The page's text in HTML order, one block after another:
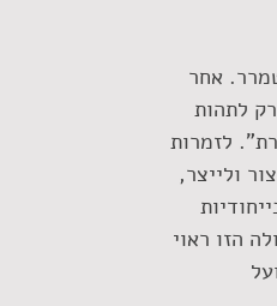
אחר
לתהות
לזמרות
ולייצר,
הזו ראוי